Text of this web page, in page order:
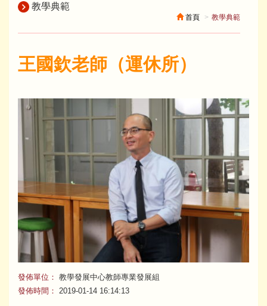
教學典範
首頁 教學典範
王國欽老師（運休所）
發佈單位： 教學發展中心教師專業發展組
發佈時間：
2019-01-14 16:14:13